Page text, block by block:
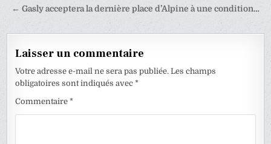
l’article
← Gasly acceptera la dernière place d’Alpine à une condition…
Laisser un commentaire
Votre adresse e-mail ne sera pas publiée. Les champs
obligatoires sont indiqués avec*
Commentaire*